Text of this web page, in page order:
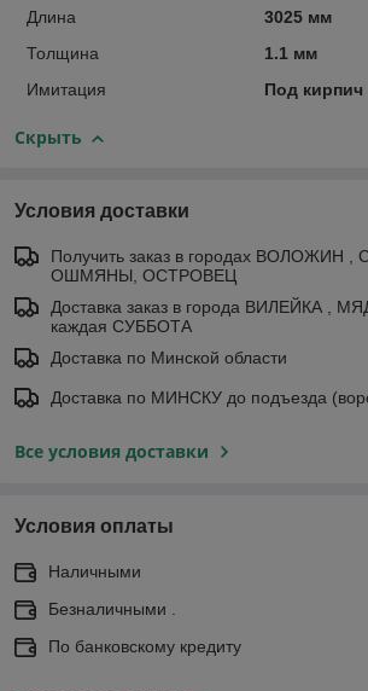
Длина
3025 мм
Толщина
1.1 мм
Имитация
Под кирпич
Скрыть
Условия доставки
Получить заказ в городах ВОЛОЖИН
ОШМЯНЫ, ОСТРОВЕЦ
Доставка заказ в города ВИЛЕЙКА ,
каждая СУББОТА
Доставка по Минской области
Доставка по МИНСКУ до подъезда
Все условия доставки
Условия оплаты
Наличными
Безналичными .
По банковскому кредиту